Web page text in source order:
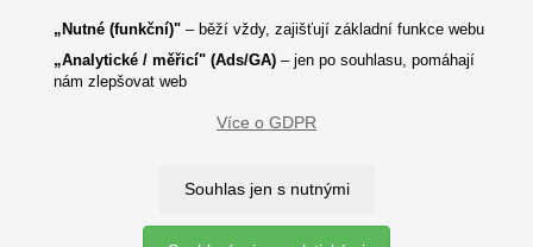
Online
Youtube SONS
K jakémukoliv užití textů a obrázků uvedených na tomto serveru je
Copyright © 2012 - 2026 SONS ČR, z. s.
„Nutné (funkční)" – běží vždy, zajišťují základní funkce webu
„Analytické / měřicí" (Ads/GA) – jen po souhlasu, pomáhají
nám zlepšovat web
Více o GDPR
Souhlas jen s nutnými